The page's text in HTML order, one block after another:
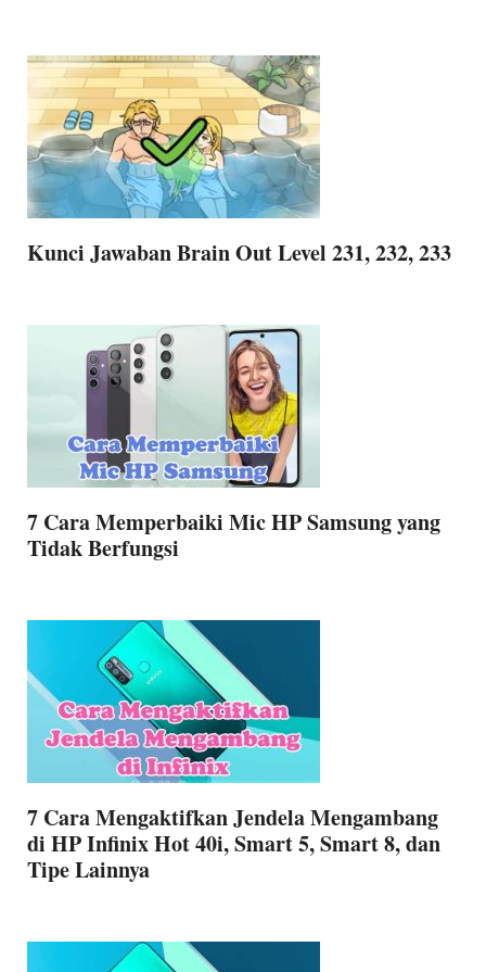
Kunci Jawaban Brain Out Level 231, 232, 233
7 Cara Memperbaiki Mic HP Samsung yang
Tidak Berfungsi
7 Cara Mengaktifkan Jendela Mengambang
di HP Infinix Hot 40i, Smart 5, Smart 8, dan
Tipe Lainnya